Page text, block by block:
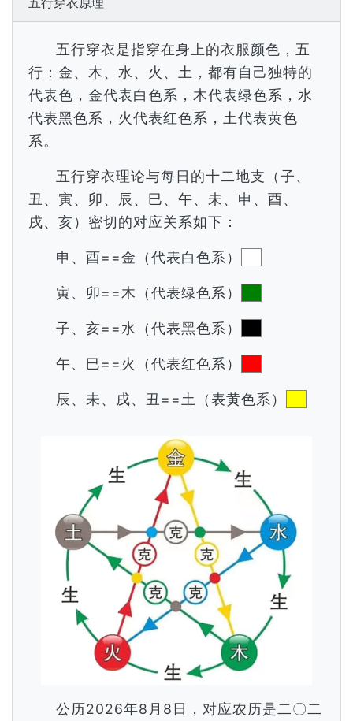
五行穿衣是指穿在身上的衣服颜色，五
行：金、木、水、火、土，都有自己独特的
代表色，金代表白色系，木代表绿色系，水
代表黑色系，火代表红色系，土代表黄色
系。
五行穿衣理论与每日的十二地支（子、
丑、寅、卯、辰、巳、午、未、申、酉、
戌、亥）密切的对应关系如下：
申、酉==金（代表白色系）
寅、卯==木（代表绿色系）
子、亥==水（代表黑色系）
午、巳==火（代表红色系）
辰、未、戌、丑==土（表黄色系）
公历2026年8月8日，对应农历是二〇二